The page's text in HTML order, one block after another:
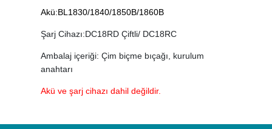
Akü:BL1830/1840/1850B/1860B
Şarj Cihazı:DC18RD Çiftli/ DC18RC
Ambalaj içeriği: Çim biçme bıçağı, kurulum
anahtarı
Akü ve şarj cihazı dahil değildir.